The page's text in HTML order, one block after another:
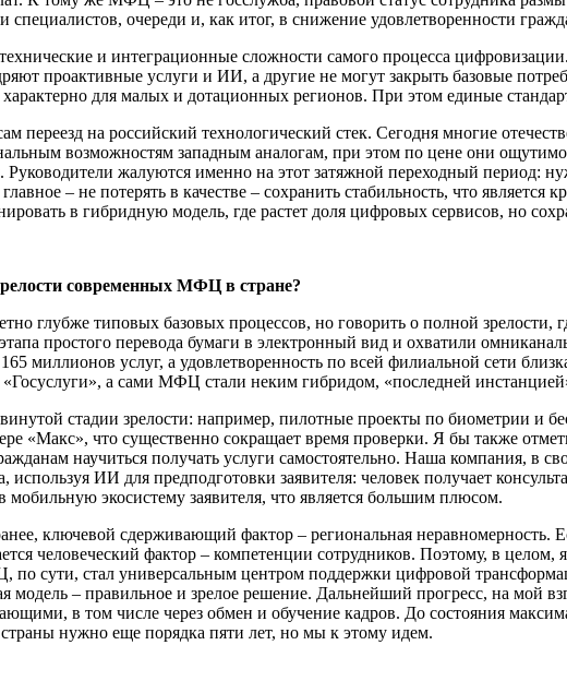
специалистов, очереди и, как итог, в снижение удовлетворенности
и интеграционные сложности самого процесса
проактивные услуги и ИИ, а другие не могут закрыть базовые
для малых и дотационных регионов. При этом единые
переезд на российский технологический стек. Сегодня многие
возможностям западным аналогам, при этом по цене они
жалуются именно на этот затяжной переходный период:
– не потерять в качестве – сохранить стабильность, что
в гибридную модель, где растет доля цифровых сервисов, но
современных МФЦ в стране?
глубже типовых базовых процессов, но говорить о полной
простого перевода бумаги в электронный вид и охватили
миллионов услуг, а удовлетворенность по всей филиальной сети
а сами МФЦ стали неким гибридом, «последней
стадии зрелости: например, пилотные проекты по биометрии и
«Макс», что существенно сокращает время проверки. Я бы также
научиться получать услуги самостоятельно. Наша компания, в
используя ИИ для предподготовки заявителя: человек получает
мобильную экосистему заявителя, что является большим плюсом.
ключевой сдерживающий фактор – региональная неравномерность.
человеческий фактор – компетенции сотрудников. Поэтому, в
сути, стал универсальным центром поддержки цифровой
модель – правильное и зрелое решение. Дальнейший прогресс, на мой
в том числе через обмен и обучение кадров. До состояния
нужно еще порядка пяти лет, но мы к этому идем.